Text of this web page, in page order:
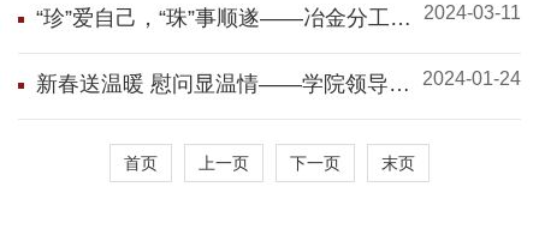
“珍”爱自己，“珠”事顺遂——冶金分工会
开展庆祝国际妇女节活动
2024-03-11
新春送温暖 慰问显温情——学院领导走
访慰问离退休教职工
2024-01-24
首页 上一页 下一页 末页